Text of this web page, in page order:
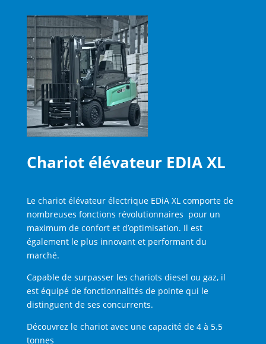
Chariot élévateur EDIA XL
Le chariot élévateur électrique EDiA XL comporte de
nombreuses fonctions révolutionnaires pour un
maximum de confort et d’optimisation. Il est
également le plus innovant et performant du
marché.
Capable de surpasser les chariots diesel ou gaz, il
est équipé de fonctionnalités de pointe qui le
distinguent de ses concurrents.
Découvrez le chariot avec une capacité de 4 à 5.5
tonnes